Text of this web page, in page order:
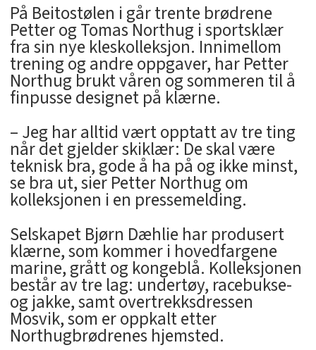
På Beitostølen i går trente brødrene
Petter og Tomas Northug i sportsklær
fra sin nye kleskolleksjon. Innimellom
trening og andre oppgaver, har Petter
Northug brukt våren og sommeren til å
finpusse designet på klærne.
– Jeg har alltid vært opptatt av tre ting
når det gjelder skiklær: De skal være
teknisk bra, gode å ha på og ikke minst,
se bra ut, sier Petter Northug om
kolleksjonen i en pressemelding.
Selskapet Bjørn Dæhlie har produsert
klærne, som kommer i hovedfargene
marine, grått og kongeblå. Kolleksjonen
består av tre lag: undertøy, racebukse-
og jakke, samt overtrekksdressen
Mosvik, som er oppkalt etter
Northugbrødrenes hjemsted.